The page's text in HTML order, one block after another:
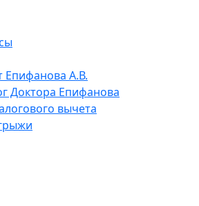
Епифанова А.В.
Доктора Епифанова
вычета